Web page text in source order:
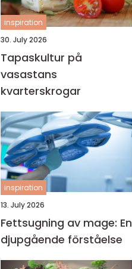
inspiration
30. July 2026
Tapaskultur på
vasastans
kvarterskrogar
inspiration
13. July 2026
Fettsugning av mage: En
djupgående förståelse